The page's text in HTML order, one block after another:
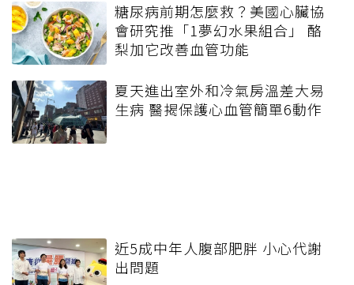
糖尿病前期怎麼救？美國心臟協
會研究推「1夢幻水果組合」 酪
梨加它改善血管功能
夏天進出室外和冷氣房溫差大易
生病 醫揭保護心血管簡單6動作
近5成中年人腹部肥胖 小心代謝
出問題